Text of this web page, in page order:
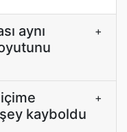
aynı
+
kayboldu
+